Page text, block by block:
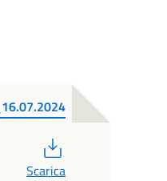
Scarica